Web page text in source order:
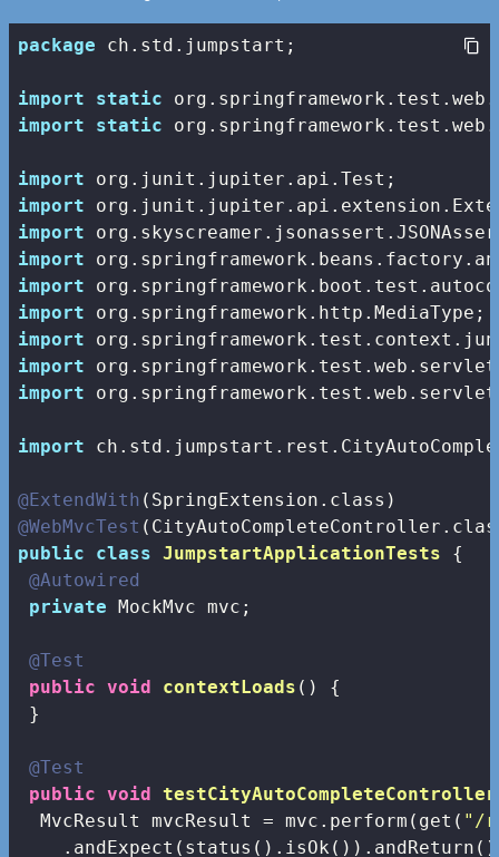
package ch.std.jumpstart;
import
static
import
static
import
import
import
import
import
import
import
import
import
import
@ExtendWith
@WebMvcTest
public
class JumpstartApplicationTests
{
@Autowired
private MockMvc mvc;
@Test
public void contextLoads ()
{
}
@Test
public void testCityAutoCompleteController
  MvcResult mvcResult = mvc.perform(get(
"/